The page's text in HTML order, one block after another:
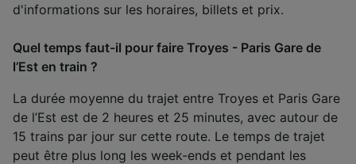
d'informations sur les horaires, billets et prix.
Quel temps faut-il pour faire Troyes - Paris Gare de
l’Est en train ?
La durée moyenne du trajet entre Troyes et Paris Gare
de l’Est est de 2 heures et 25 minutes, avec autour de
15 trains par jour sur cette route. Le temps de trajet
peut être plus long les week-ends et pendant les